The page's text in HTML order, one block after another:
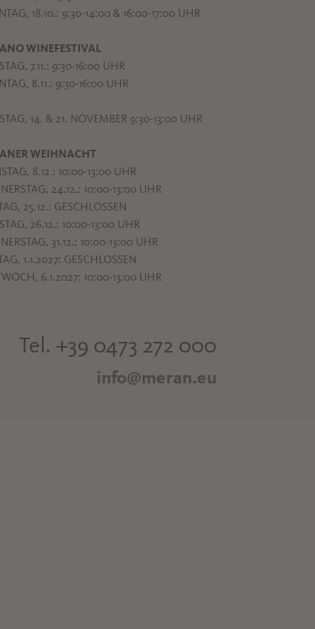
18.10.: 9:30-14:00 & 16:00-17:00 UHR
WINEFESTIVAL
7.11.: 9:30-16:00 UHR
8.11.: 9:30-16:00 UHR
14. & 21. NOVEMBER 9:30-13:00 UHR
WEIHNACHT
8.12.: 10:00-13:00 UHR
24.12.: 10:00-13:00 UHR
25.12.: GESCHLOSSEN
26.12.: 10:00-13:00 UHR
31.12.: 10:00-13:00 UHR
1.1.2027: GESCHLOSSEN
6.1.2027: 10:00-13:00 UHR
Tel. +39 0473 272 000
info@meran.eu